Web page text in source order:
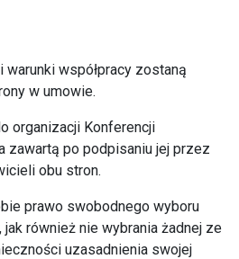
warunki współpracy zostaną
w umowie.
organizacji Konferencji
zawartą po podpisaniu jej przez
obu stron.
prawo swobodnego wyboru
również nie wybrania żadnej ze
uzasadnienia swojej